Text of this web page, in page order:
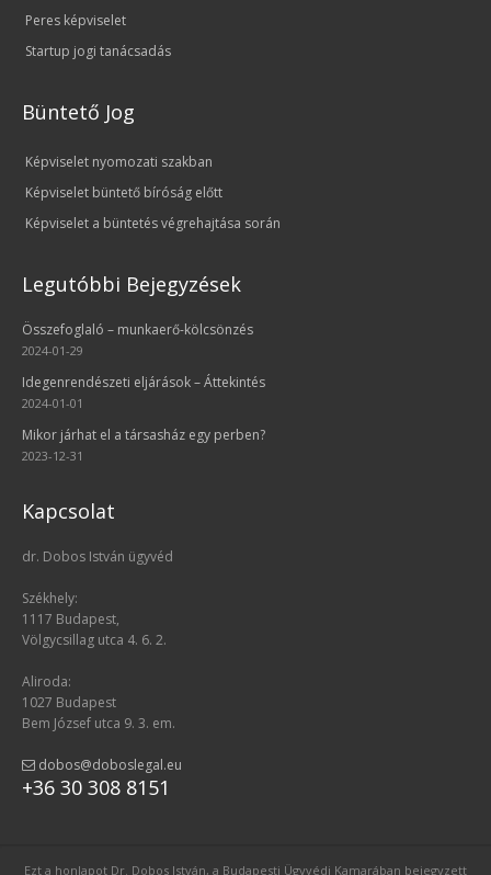
Peres képviselet
Startup jogi tanácsadás
Büntető Jog
Képviselet nyomozati szakban
Képviselet büntető bíróság előtt
Képviselet a büntetés végrehajtása során
Legutóbbi Bejegyzések
Összefoglaló – munkaerő-kölcsönzés
2024-01-29
Idegenrendészeti eljárások – Áttekintés
2024-01-01
Mikor járhat el a társasház egy perben?
2023-12-31
Kapcsolat
dr. Dobos István ügyvéd
Székhely:
1117 Budapest,
Völgycsillag utca 4. 6. 2.
Aliroda:
1027 Budapest
Bem József utca 9. 3. em.
dobos@doboslegal.eu
+36 30 308 8151
Ezt a honlapot Dr. Dobos István, a Budapesti Ügyvédi Kamarában bejegyzett